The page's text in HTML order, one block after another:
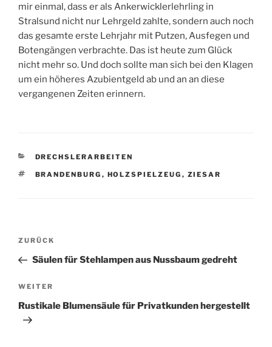
mir einmal, dass er als Ankerwicklerlehrling in
Stralsund nicht nur Lehrgeld zahlte, sondern auch noch
das gesamte erste Lehrjahr mit Putzen, Ausfegen und
Botengängen verbrachte. Das ist heute zum Glück
nicht mehr so. Und doch sollte man sich bei den Klagen
um ein höheres Azubientgeld ab und an an diese
vergangenen Zeiten erinnern.
KATEGORIEN
DRECHSLERARBEITEN
SCHLAGWÖRTER
BRANDENBURG , HOLZSPIELZEUG , ZIESAR
Beitragsnavigation
Vorheriger
Beitrag
ZURÜCK
Säulen für Stehlampen aus Nussbaum gedreht
Nächster
Beitrag
WEITER
Rustikale Blumensäule für Privatkunden hergestellt